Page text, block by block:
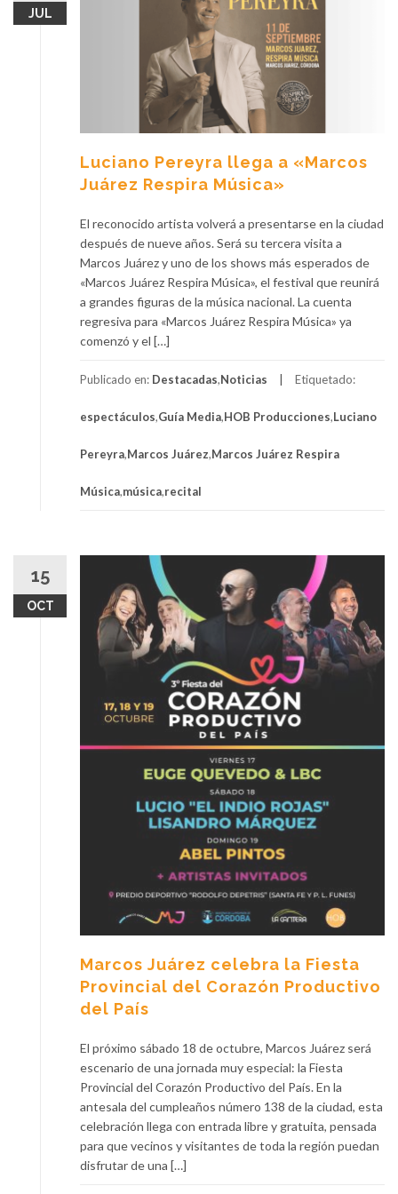
JUL
Luciano Pereyra llega a «Marcos
Juárez Respira Música»
El reconocido artista volverá a presentarse en la ciudad
después de nueve años. Será su tercera visita a
Marcos Juárez y uno de los shows más esperados de
«Marcos Juárez Respira Música», el festival que reunirá
a grandes figuras de la música nacional. La cuenta
regresiva para «Marcos Juárez Respira Música» ya
comenzó y el […]
Publicado en: Destacadas,Noticias Etiquetado:
espectáculos,Guía Media,HOB Producciones,Luciano
Pereyra,Marcos Juárez,Marcos Juárez Respira
Música,música,recital
15
OCT
Marcos Juárez celebra la Fiesta
Provincial del Corazón Productivo
del País
El próximo sábado 18 de octubre, Marcos Juárez será
escenario de una jornada muy especial: la Fiesta
Provincial del Corazón Productivo del País. En la
antesala del cumpleaños número 138 de la ciudad, esta
celebración llega con entrada libre y gratuita, pensada
para que vecinos y visitantes de toda la región puedan
disfrutar de una […]